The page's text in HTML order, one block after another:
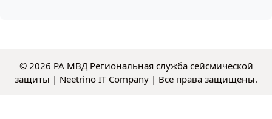
© 2026 РА МВД Региональная служба сейсмической
защиты | Neetrino IT Company | Все права защищены.